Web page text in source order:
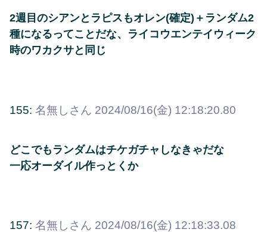
2週目のシアンとラピスもオレン(確定)＋ランダム2
種になるってことだな、ライコウエンテイウィーク
時のワカクサと同じ
155: 名無しさん 2024/08/16(金) 12:18:20.80
どこでもランダムはチケガチャしなきゃだな
一応オーダイル作っとくか
157: 名無しさん 2024/08/16(金) 12:18:33.08